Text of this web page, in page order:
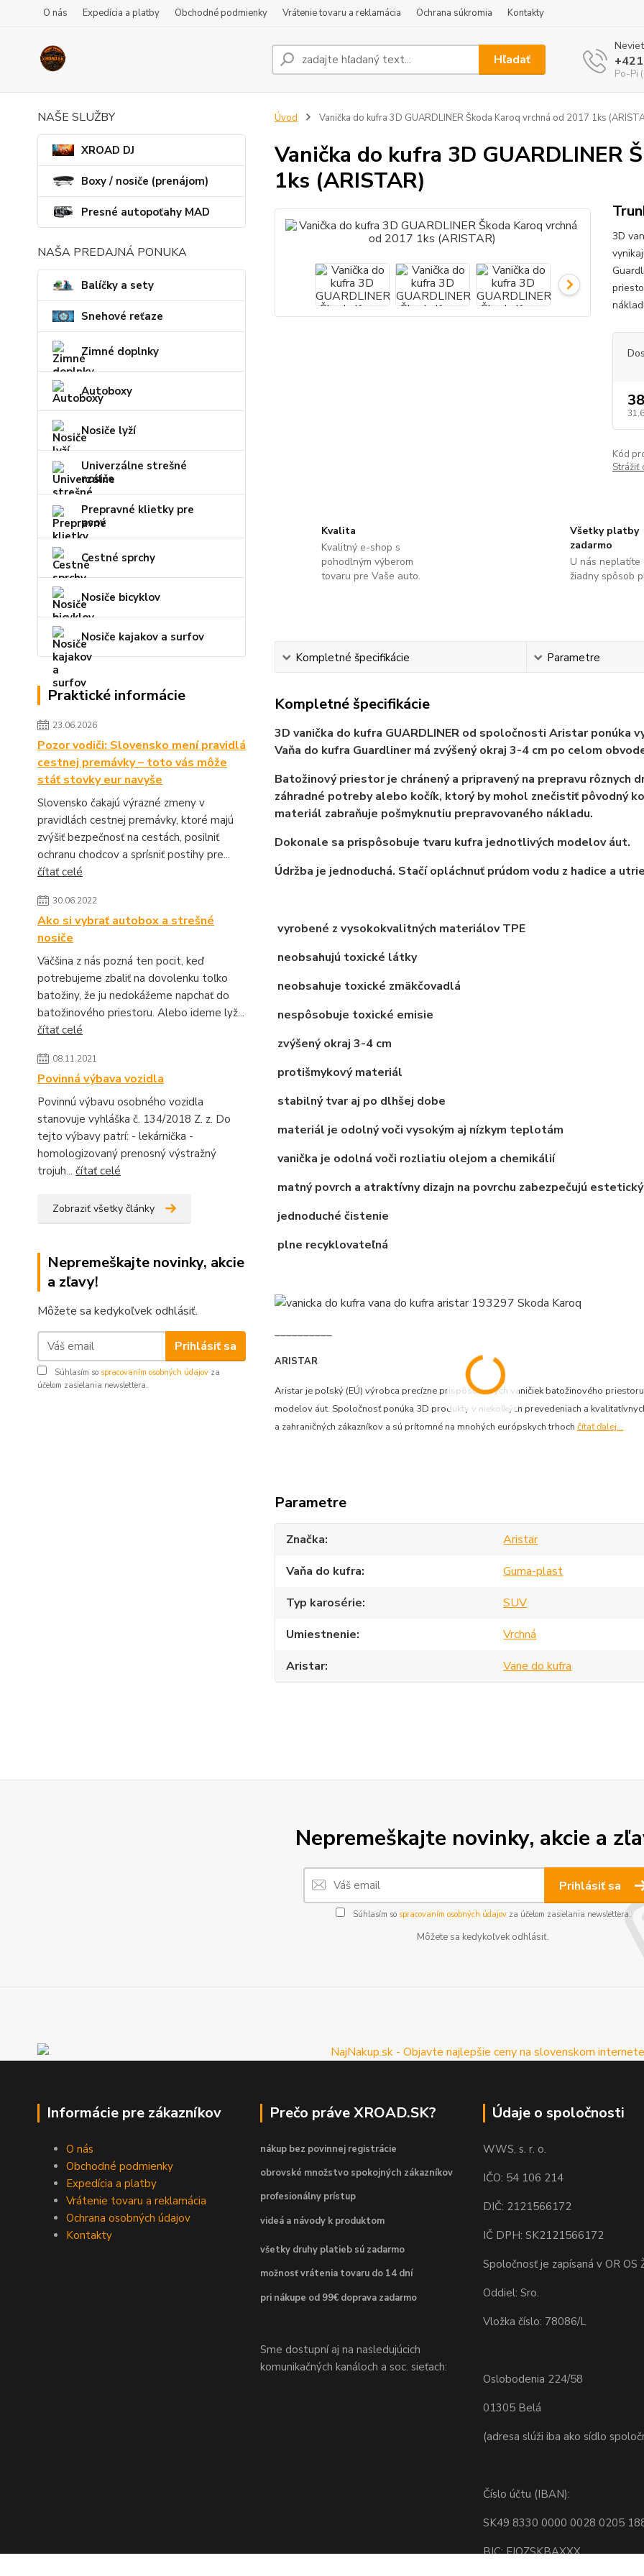
O nás Expedícia a platby Obchodné podmienky Vrátenie tovaru a reklamácia Ochrana súkromia Kontakty
Hľadať
Po-Pi
NAŠE SLUŽBY
XROAD DJ
Boxy / nosiče (prenájom)
Presné autopoťahy MAD
NAŠA PREDAJNÁ PONUKA
Balíčky a sety
Snehové reťaze
Zimné doplnky
Autoboxy
Nosiče lyží
Univerzálne strešné
nosiče
Prepravné klietky pre
psov
Cestné sprchy
Nosiče bicyklov
Nosiče kajakov a surfov
Praktické informácie
23.06.2026
Pozor vodiči: Slovensko mení pravidlá
cestnej premávky – toto vás môže
stáť stovky eur navyše
Slovensko čakajú výrazné zmeny v
pravidlách cestnej premávky, ktoré majú
zvýšiť bezpečnosť na cestách, posilniť
ochranu chodcov a sprísniť postihy pre...
čítať celé
30.06.2022
Ako si vybrať autobox a strešné
nosiče
Väčšina z nás pozná ten pocit, keď
potrebujeme zbaliť na dovolenku toľko
batožiny, že ju nedokážeme napchať do
batožinového priestoru. Alebo ideme lyž...
čítať celé
08.11.2021
Povinná výbava vozidla
Povinnú výbavu osobného vozidla
stanovuje vyhláška č. 134/2018 Z. z. Do
tejto výbavy patrí: - lekárnička -
homologizovaný prenosný výstražný
trojuh... čítať celé
Zobraziť všetky články
Nepremeškajte novinky, akcie
a zľavy!
Môžete sa kedykoľvek odhlásiť.
Prihlásiť sa
Súhlasím so spracovaním osobných údajov za
účelom zasielania newslettera.
Úvod Vanička do kufra 3D GUARDLINER Škoda Karoq vrchná od 2017 1ks
Vanička do kufra 3D GUARDLINER
1ks (ARISTAR)
3D
Kód
Strážiť
Kvalita
Kvalitný e-shop s
pohodlným výberom
tovaru pre Vaše auto.
Všetky platby
zadarmo
U nás neplatíte
žiadny spôsob
Kompletné špecifikácie Parametre
Kompletné špecifikácie
3D vanička do kufra GUARDLINER od spoločnosti Aristar ponúka
Vaňa do kufra Guardliner má zvýšený okraj 3-4 cm po celom
Batožinový priestor je chránený a pripravený na prepravu rôznych
záhradné potreby alebo kočík, ktorý by mohol znečistiť pôvodný
materiál zabraňuje pošmyknutiu prepravovaného nákladu.
Dokonale sa prispôsobuje tvaru kufra jednotlivých modelov áut.
Údržba je jednoduchá. Stačí opláchnuť prúdom vodu z hadice a
vyrobené z vysokokvalitných materiálov TPE
neobsahujú toxické látky
neobsahuje toxické zmäkčovadlá
nespôsobuje toxické emisie
zvýšený okraj 3-4 cm
protišmykový materiál
stabilný tvar aj po dlhšej dobe
materiál je odolný voči vysokým aj nízkym teplotám
vanička je odolná voči rozliatiu olejom a chemikálií
matný povrch a atraktívny dizajn na povrchu zabezpečujú
jednoduché čistenie
plne recyklovateľná
__________
ARISTAR
Aristar je poľský (EÚ) výrobca precízne prispôsobených vaničiek batožinového
modelov áut. Spoločnosť ponúka 3D produkty v niekoľkých prevedeniach a
a zahraničných zákazníkov a sú prítomné na mnohých európskych trhoch čítať ďalej...
Parametre
Značka
Aristar
Vaňa do kufra
Guma-plast
Typ karosérie
SUV
Umiestnenie
Vrchná
Aristar
Vane do kufra
Nepremeškajte novinky, akcie a
Prihlásiť sa
Súhlasím so spracovaním osobných údajovza účelom zasielania newslettera.
Môžete sa kedykoľvek odhlásiť.
Informácie pre zákazníkov
O nás
Obchodné podmienky
Expedícia a platby
Vrátenie tovaru a reklamácia
Ochrana osobných údajov
Kontakty
Prečo práve XROAD.SK?
nákup bez povinnej registrácie
obrovské množstvo spokojných zákazníkov
profesionálny prístup
videá a návody k produktom
všetky druhy platieb sú zadarmo
možnosť vrátenia tovaru do 14 dní
pri nákupe od 99€ doprava zadarmo
Sme dostupní aj na nasledujúcich
komunikačných kanáloch a soc. sieťach:
Údaje o spoločnosti
WWS, s. r. o.
IČO: 54 106 214
DIČ: 2121566172
IČ DPH: SK2121566172
Spoločnosť je zapísaná v OR OS
Oddiel: Sro.
Vložka číslo: 78086/L
Oslobodenia 224/58
01305 Belá
(adresa slúži iba ako sídlo
Číslo účtu (IBAN):
SK49 8330 0000 0028 0205
BIC: FIOZSKBAXXX